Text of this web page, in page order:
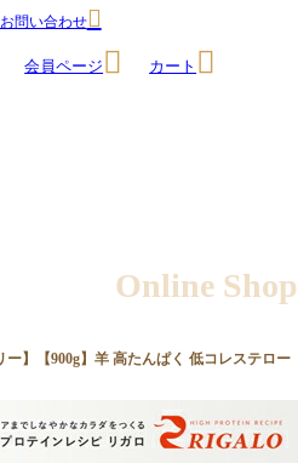
介護・看護
お出かけ・
お問い合わせ
会員ページ カート
Online Shop
】【900g】羊 高たんぱく 低コレステロー